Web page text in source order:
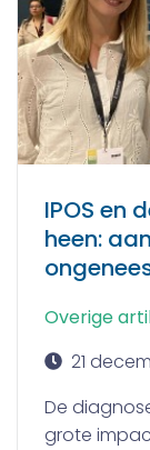
IPOS en
heen:
Overige
21
De
grote